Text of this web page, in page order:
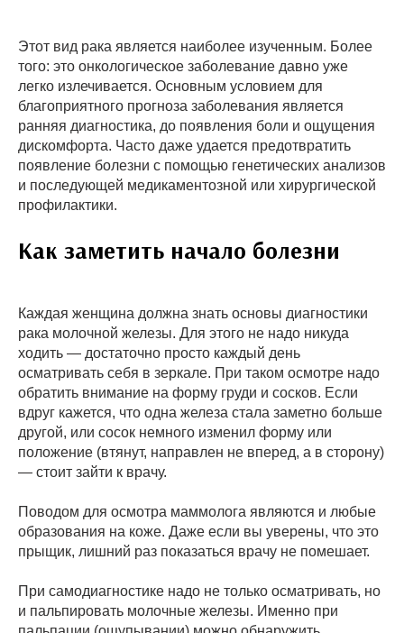
Этот вид рака является наиболее изученным. Более
того: это онкологическое заболевание давно уже
легко излечивается. Основным условием для
благоприятного прогноза заболевания является
ранняя диагностика, до появления боли и ощущения
дискомфорта. Часто даже удается предотвратить
появление болезни с помощью генетических анализов
и последующей медикаментозной или хирургической
профилактики.
Как заметить начало болезни
Каждая женщина должна знать основы диагностики
рака молочной железы. Для этого не надо никуда
ходить — достаточно просто каждый день
осматривать себя в зеркале. При таком осмотре надо
обратить внимание на форму груди и сосков. Если
вдруг кажется, что одна железа стала заметно больше
другой, или сосок немного изменил форму или
положение (втянут, направлен не вперед, а в сторону)
— стоит зайти к врачу.
Поводом для осмотра маммолога являются и любые
образования на коже. Даже если вы уверены, что это
прыщик, лишний раз показаться врачу не помешает.
При самодиагностике надо не только осматривать, но
и пальпировать молочные железы. Именно при